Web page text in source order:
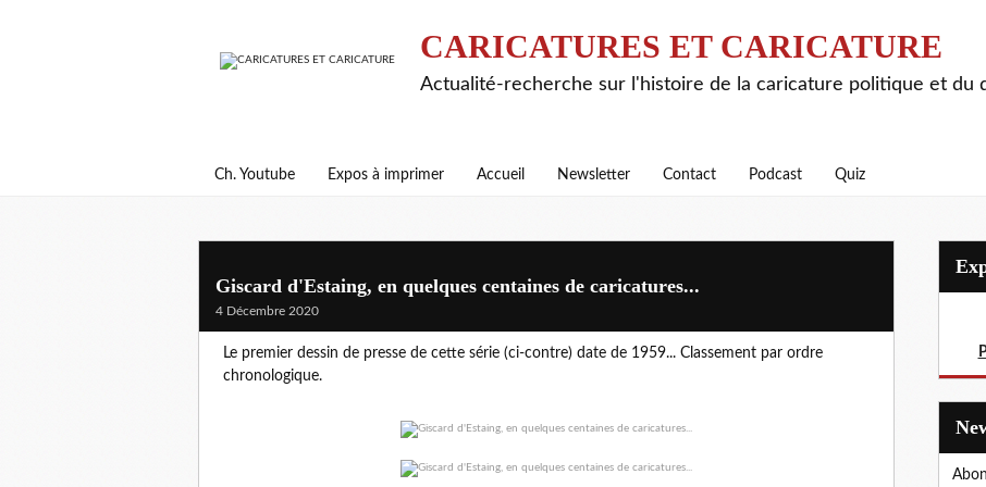
CARICATURES ET CARICATURE
Actualité-recherche sur l'histoire de la caricature politique et du
Ch. Youtube Expos à imprimer Accueil Newsletter Contact Podcast Quiz
Giscard d'Estaing, en quelques centaines de caricatures...
4 Décembre 2020
Le premier dessin de presse de cette série (ci-contre) date de 1959... Classement par ordre
chronologique.